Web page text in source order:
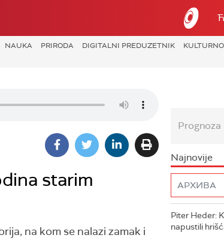
NAUKA PRIRODA DIGITALNI PREDUZETNIK KULTURNO
starim
na kom se nalazi zamak i
Prognoza
Najnovije
Piter Heder:
napustili